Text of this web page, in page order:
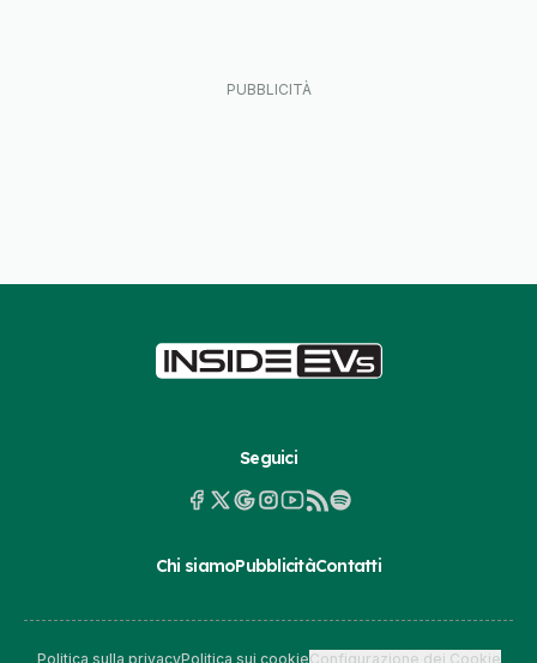
Seguici
Chi siamoPubblicitàContatti
Politica sulla privacyPolitica sui cookieConfigurazione dei Cookie